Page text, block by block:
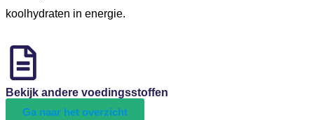
koolhydraten in energie.
Bekijk andere voedingsstoffen
Ga naar het overzicht